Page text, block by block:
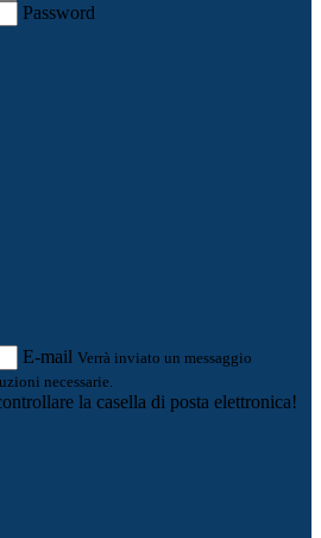
Password
E-mail Verrà inviato un messaggio
necessarie.
la casella di posta elettronica!